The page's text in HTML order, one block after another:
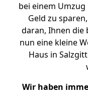
bei einem
Geld zu
daran, Ihnen die
nun eine kleine
Haus in
Wir haben